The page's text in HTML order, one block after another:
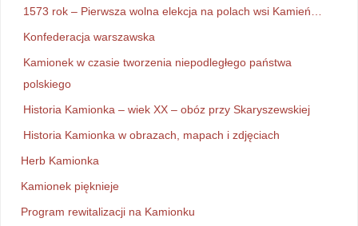
1573 rok – Pierwsza wolna elekcja na polach wsi Kamień…
Konfederacja warszawska
Kamionek w czasie tworzenia niepodległego państwa
polskiego
Historia Kamionka – wiek XX – obóz przy Skaryszewskiej
Historia Kamionka w obrazach, mapach i zdjęciach
Herb Kamionka
Kamionek pięknieje
Program rewitalizacji na Kamionku